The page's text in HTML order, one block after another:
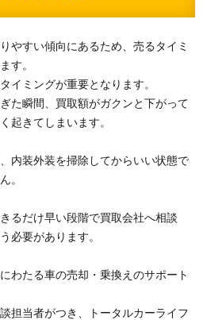
やすい傾向にあるため、売るタイミ
す。
イミングが重要となります。
た瞬間、買取額がガクンと下がって
起きてしまいます。
内装外装を掃除してからいい状態で
。
るだけ早い段階で買取会社へ相談
必要があります。
わたる車の売却・乗換えのサポート
担当者がつき、トータルカーライフ